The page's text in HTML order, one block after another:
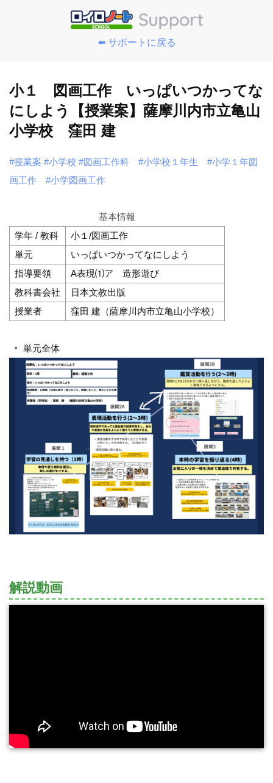
⬅️ サポートに戻る
小１ 図画工作 いっぱいつかってな
にしよう【授業案】薩摩川内市立亀山
小学校 窪田 建
#授業案 #小学校 #図画工作科 #小学校１年生
#小学１年図
画工作
#小学図画工作
基本情報
学年 / 教科
小１/図画工作
単元
いっぱいつかってなにしよう
指導要領
A表現⑴ア 造形遊び
教科書会社
日本文教出版
授業者
窪田 建（薩摩川内市立亀山小学校）
単元全体
解説動画